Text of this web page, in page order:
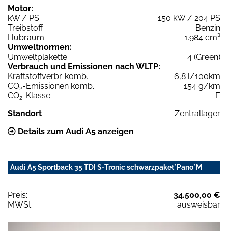
Motor:
kW / PS
150 kW / 204 PS
Treibstoff
Benzin
Hubraum
1.984 cm³
Umweltnormen:
Umweltplakette
4 (Green)
Verbrauch und Emissionen nach WLTP:
Kraftstoffverbr. komb.
6,8 l/100km
CO2-Emissionen komb.
154 g/km
CO2-Klasse
E
Standort
Zentrallager
Details zum Audi A5 anzeigen
Audi A5 Sportback 35 TDI S-Tronic schwarzpaket*Pano*M
Preis:
34.500,00 €
MWSt:
ausweisbar